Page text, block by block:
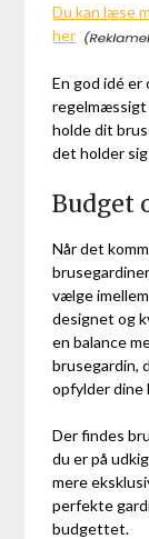
Du kan læse
her
En god idé
regelmæssigt
holde dit
det holder
Budget
Når det
vælge
designet og
en balance
brusegardin,
opfylder dine
Der findes
du er på
mere
perfekte
budgettet.